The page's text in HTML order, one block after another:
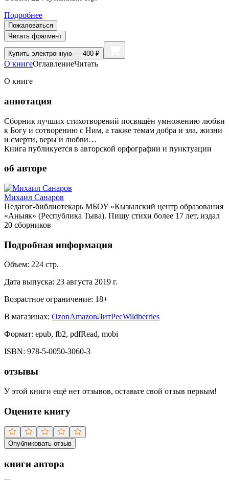
Подробнее
Пожаловаться
Читать фрагмент
Купить электронную — 400 ₽
О книгеОглавлениеЧитать
О книге
аннотация
Сборник лучших стихотворений посвящён умножению любви
к Богу и сотворению с Ним, а также темам добра и зла, жизни
и смерти, веры и любви…
Книга публикуется в авторской орфографии и пунктуации
об авторе
Михаил Санаров
Педагог-библиотекарь МБОУ «Кызылский центр образования
«Аныяк» (Республика Тыва). Пишу стихи более 17 лет, издал
20 сборников
Подробная информация
Объем: 224 стр.
Дата выпуска: 23 августа 2019 г.
Возрастное ограничение: 18+
В магазинах: OzonAmazonЛитРесWildberries
Формат: epub, fb2, pdfRead, mobi
ISBN: 978-5-0050-3060-3
отзывы
У этой книги ещё нет отзывов, оставьте свой отзыв первым!
Оцените книгу
Опубликовать отзыв
книги автора